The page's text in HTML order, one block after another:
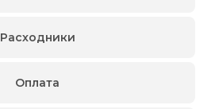
Расходники
Оплата